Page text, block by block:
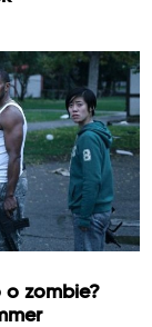
zombie?